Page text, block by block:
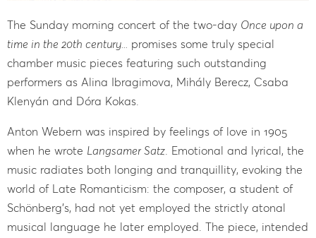
The Sunday morning concert of the two-day Once upon a
time in the 20th century... promises some truly special
chamber music pieces featuring such outstanding
performers as Alina Ibragimova, Mihály Berecz, Csaba
Klenyán and Dóra Kokas.
Anton Webern was inspired by feelings of love in 1905
when he wrote Langsamer Satz. Emotional and lyrical, the
music radiates both longing and tranquillity, evoking the
world of Late Romanticism: the composer, a student of
Schönberg’s, had not yet employed the strictly atonal
musical language he later employed. The piece, intended